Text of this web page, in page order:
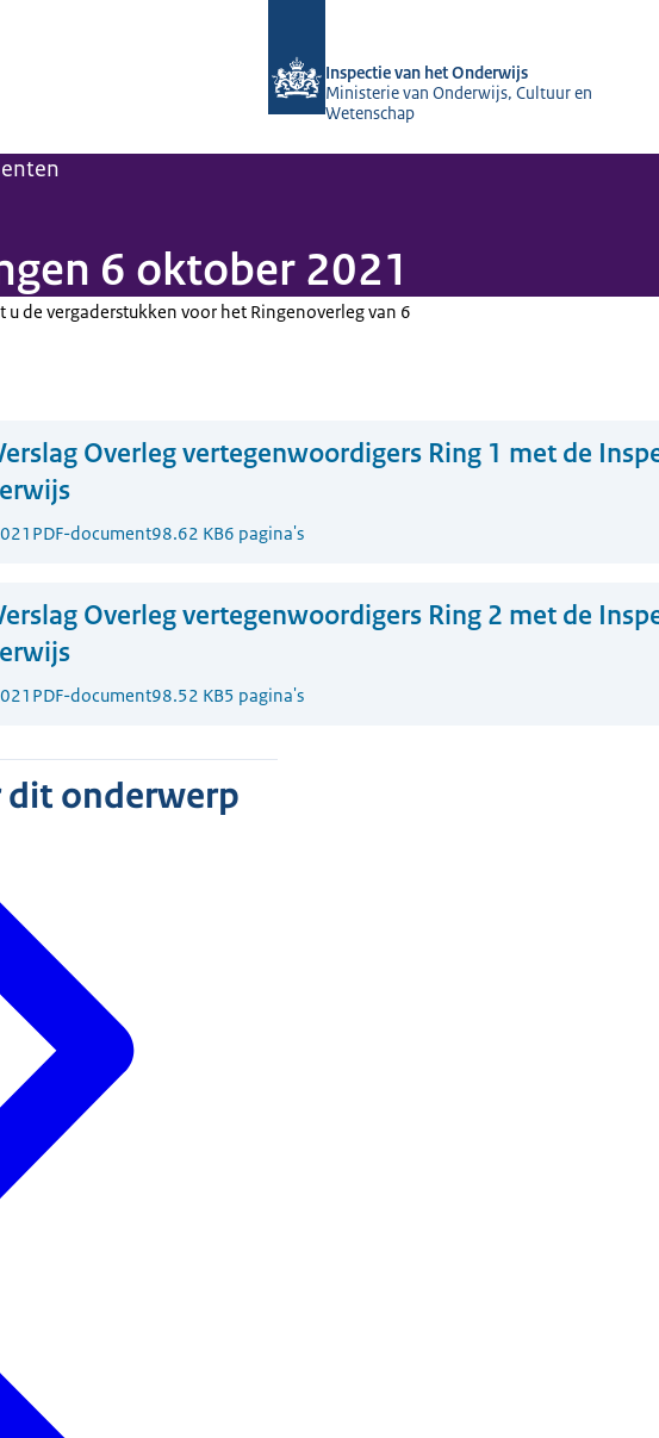
Inspectie van het Onderwijs
Ministerie van Onderwijs, Cultuur en
Wetenschap
6 oktober 2021
u de vergaderstukken voor het Ringenoverleg van 6
Overleg vertegenwoordigers Ring 1 met de
PDF-document98.62 KB6 pagina's
Overleg vertegenwoordigers Ring 2 met de
PDF-document98.52 KB5 pagina's
dit onderwerp